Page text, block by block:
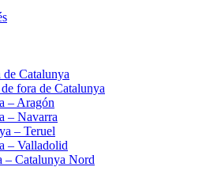
Catalunya
fora de Catalunya
– Aragón
– Navarra
– Teruel
– Valladolid
– Catalunya Nord